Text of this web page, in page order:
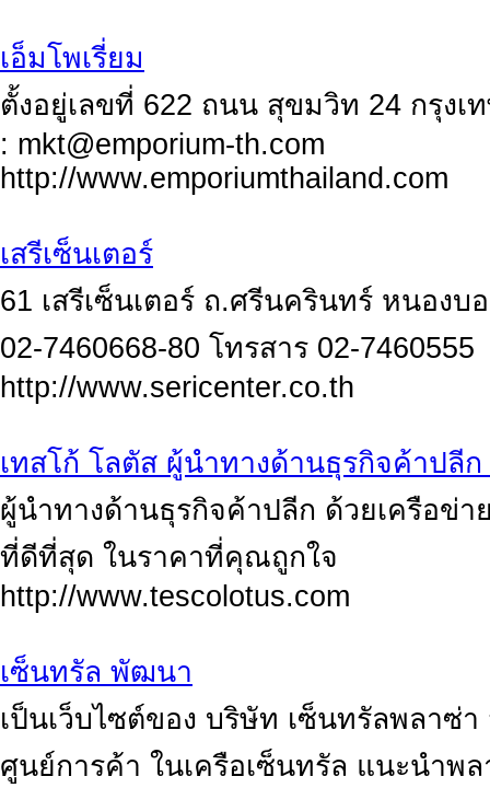
เอ็มโพเรี่ยม
ตั้งอยู่เลขที่ 622 ถนน สุขมวิท 24 กรุงเ
: mkt@emporium-th.com
http://www.emporiumthailand.com
เสรีเซ็นเตอร์
61 เสรีเซ็นเตอร์ ถ.ศรีนครินทร์ หนองบ
02-7460668-80 โทรสาร 02-7460555
http://www.sericenter.co.th
เทสโก้ โลตัส ผู้นำทางด้านธุรกิจค้าปลีก
ผู้นำทางด้านธุรกิจค้าปลีก ด้วยเครือข่า
ที่ดีที่สุด ในราคาที่คุณถูกใจ
http://www.tescolotus.com
เซ็นทรัล พัฒนา
เป็นเว็บไซต์ของ บริษัท เซ็นทรัลพลาซ่
ศูนย์การค้า ในเครือเซ็นทรัล แนะนำพล